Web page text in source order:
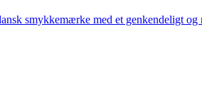
smykkemærke med et genkendeligt